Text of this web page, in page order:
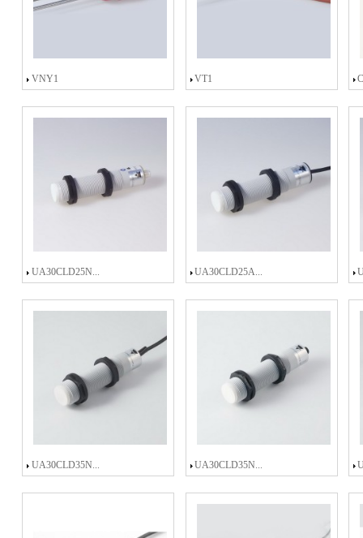
VNY1 VT1
UA30CLD25N... UA30CLD25A...
UA30CLD35N... UA30CLD35N...